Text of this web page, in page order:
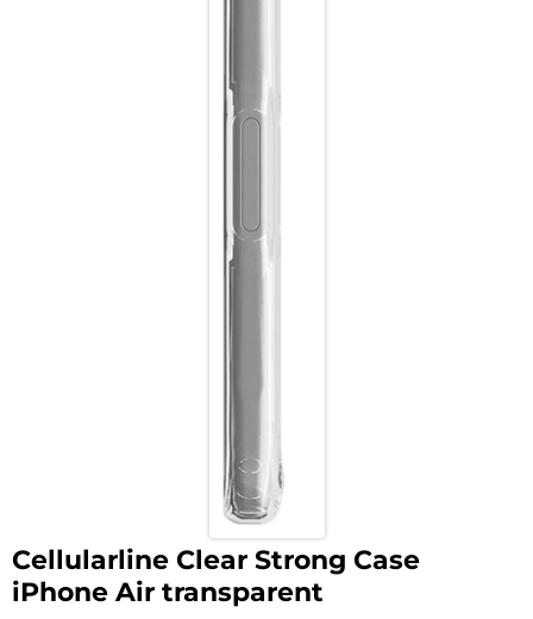
Cellularline Clear Strong Case
iPhone Air transparent